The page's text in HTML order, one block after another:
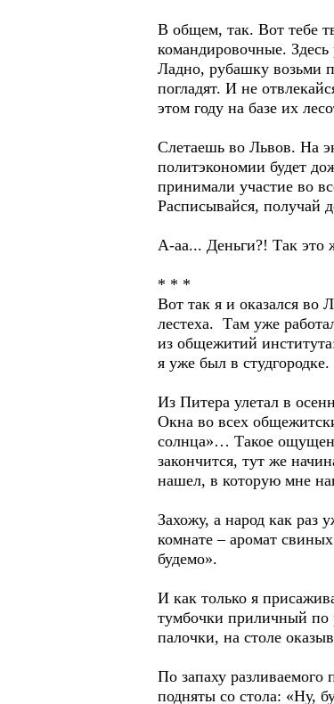
В общем, так. Вот тебе
командировочные.
Ладно, рубашку возьми
погладят. И не
этом году на базе их
Слетаешь во Львов. На
политэкономии будет
принимали участие во
Расписывайся, получай
А-аа... Деньги?! Так это
* * *
Вот так я и оказался во
лестеха. Там уже
из общежитий
я уже был в студгородке.
Из Питера улетал в
Окна во всех
солнца»… Такое
закончится, тут же
нашел, в которую мне
Захожу, а народ как раз
комнате – аромат
будемо».
И как только я
тумбочки приличный по
палочки, на столе
По запаху
подняты со стола: «Ну,